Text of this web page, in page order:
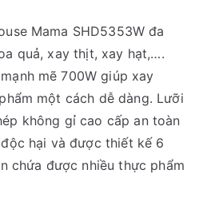
Mama SHD5353W đa
quả, xay thịt, xay hạt,….
mẽ 700W giúp xay
một cách dễ dàng. Lưỡi
không gỉ cao cấp an toàn
hại và được thiết kế 6
chứa được nhiều thực phẩm